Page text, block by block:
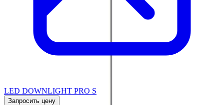
LED DOWNLIGHT PRO S
Запросить цену